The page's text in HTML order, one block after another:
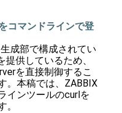
コマンドラインで登
成部で構成されてい
供しているため、
を直接制御するこ
。本稿では、ZABBIX
インツールのcurlを
。